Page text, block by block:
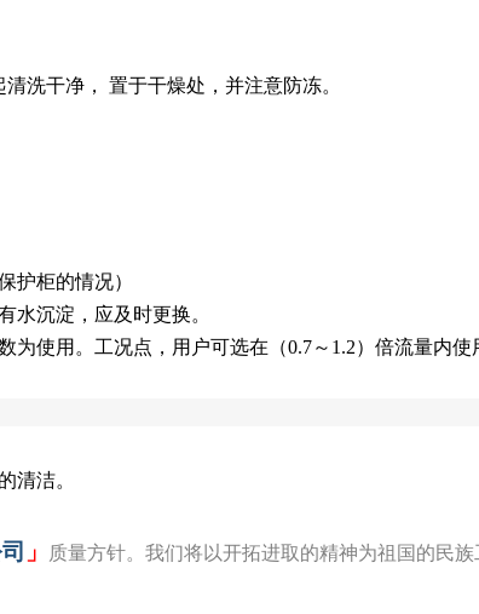
洗干净， 置于干燥处，并注意防冻。
护柜的情况）
水沉淀，应及时更换。
使用。工况点，用户可选在（0.7～1.2）倍流量内
清洁。
」
质量方针。我们将以开拓进取的精神为祖国的民